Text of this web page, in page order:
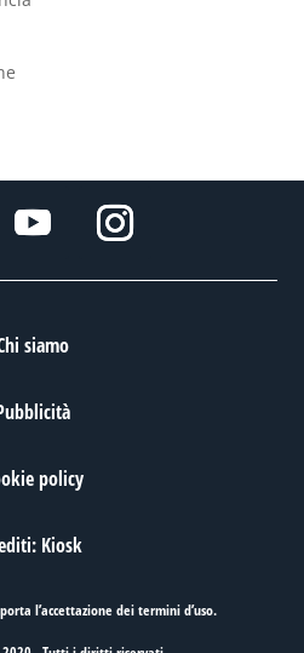
siamo
policy
Kiosk
l’accettazione deitermini d’uso.